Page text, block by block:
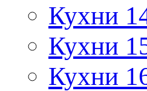
Кухни
Кухни
Кухни